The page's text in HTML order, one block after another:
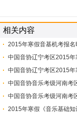
相关内容
2015年寒假音基机考报名
中国音协辽宁考区2015
中国音协辽宁考区2015
中国音协音乐考级河南考
中国音协音乐考级河南考
2015年寒假《音乐基础